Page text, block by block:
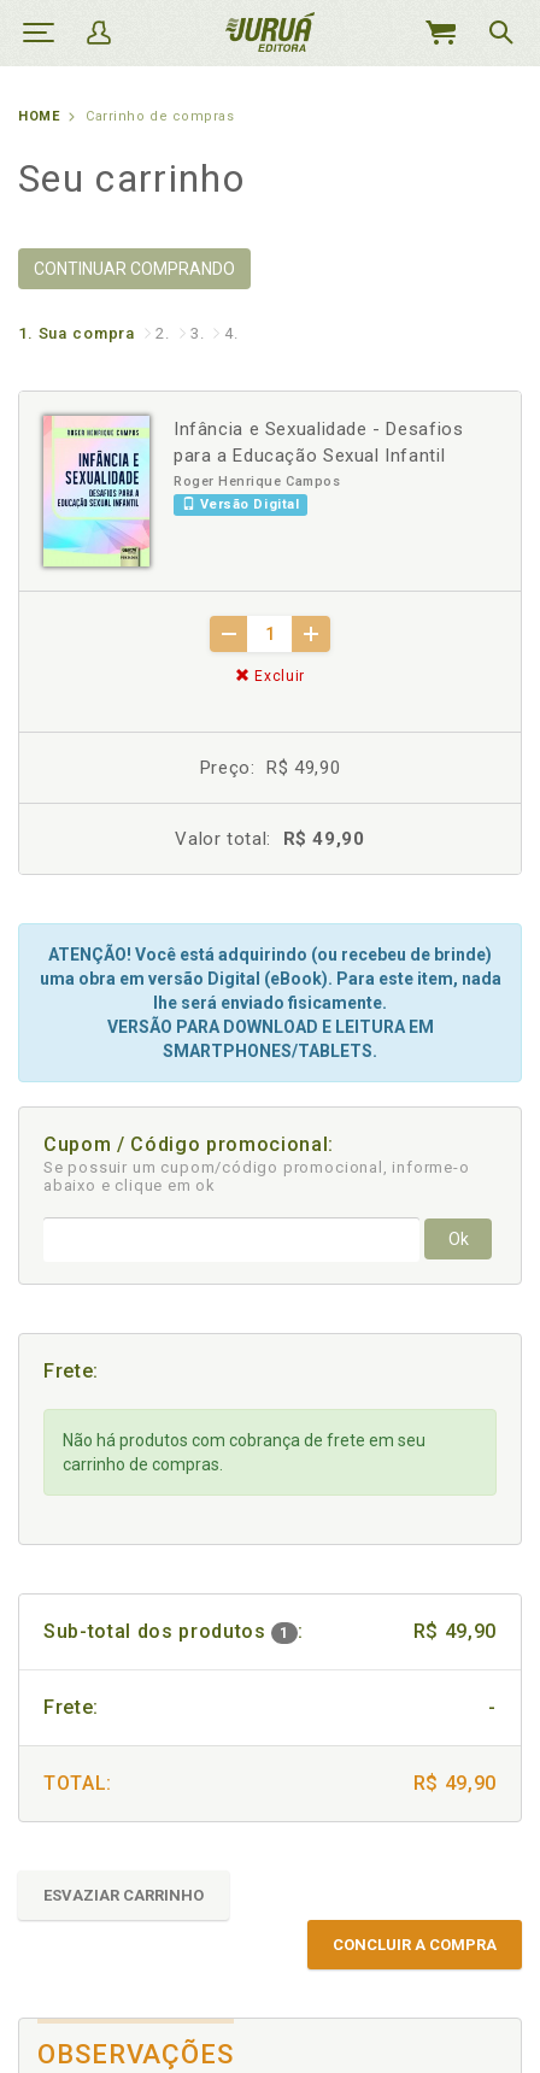
MEU
HOME Carrinho de compras
Seu carrinho
CONTINUAR COMPRANDO
1. Sua compra 2. 3. 4.
Infância e Sexualidade - Desafios
para a Educação Sexual Infantil
Roger Henrique Campos
Versão Digital
Excluir
Preço: R$ 49,90
Valor total: R$ 49,90
ATENÇÃO! Você está adquirindo (ou recebeu de brinde)
uma obra em versão Digital (eBook). Para este item, nada
lhe será enviado fisicamente.
VERSÃO PARA DOWNLOAD E LEITURA EM
SMARTPHONES/TABLETS.
Cupom / Código promocional:
Se possuir um cupom/código promocional, informe-o
abaixo e clique em ok
Ok
Frete:
Não há produtos com cobrança de frete em seu
carrinho de compras.
Sub-total dos produtos 1 : R$ 49,90
Frete: -
TOTAL: R$ 49,90
ESVAZIAR CARRINHO
CONCLUIR A COMPRA
OBSERVAÇÕES